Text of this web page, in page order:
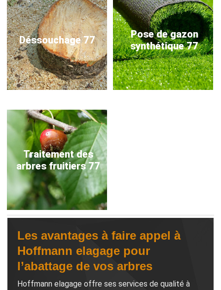
Déssouchage 77
Pose de gazon
synthétique 77
Traitement des
arbres fruitiers 77
Les avantages à faire appel à
Hoffmann elagage pour
l’abattage de vos arbres
Hoffmann elagage offre ses services de qualité à